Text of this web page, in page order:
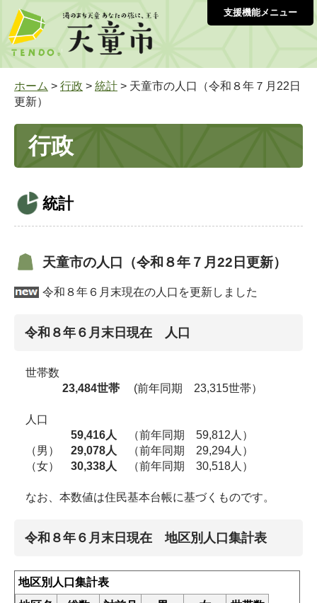
支援機能メニュー
ホーム > 行政 > 統計 > 天童市の人口（令和８年７月22日
更新）
行政
統計
天童市の人口（令和８年７月22日更新）
令和８年６月末現在の人口を更新しました
令和８年６月末日現在 人口
世帯数
23,484世帯 (前年同期 23,315世帯）
人口
59,416人
（前年同期 59,812人）
（男） 29,078人
（前年同期 29,294人）
（女） 30,338人 （前年同期 30,518人）
なお、本数値は住民基本台帳に基づくものです。
令和８年６月末日現在 地区別人口集計表
地区別人口集計表